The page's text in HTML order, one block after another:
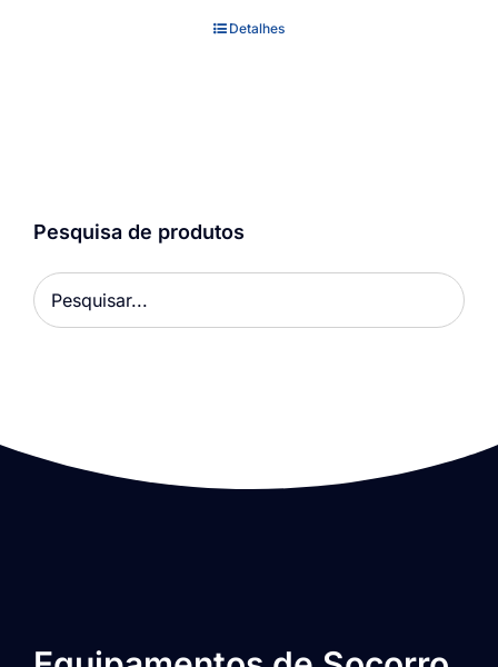
Detalhes
Pesquisa de produtos